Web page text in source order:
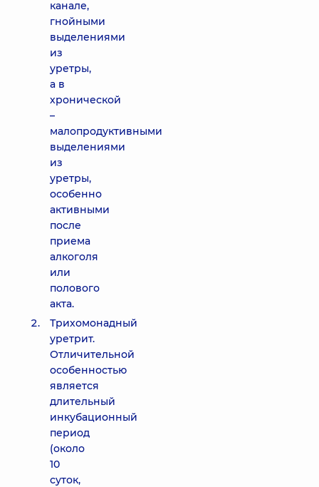
канале,
гнойными
выделениями
из
уретры,
а в
хронической
–
малопродуктивными
выделениями
из
уретры,
особенно
активными
после
приема
алкоголя
или
полового
акта.
Трихомонадный
уретрит.
Отличительной
особенностью
является
длительный
инкубационный
период
(около
10
суток,